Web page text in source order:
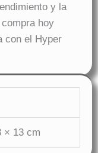
y la
hoy
con el Hyper
× 13 cm